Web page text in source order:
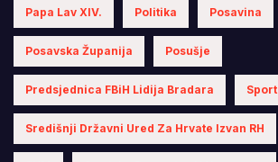
Papa Lav XIV. Politika Posavina
Posavska Županija Posušje
Predsjednica FBiH Lidija Bradara Sport
Središnji Državni Ured Za Hrvate Izvan RH